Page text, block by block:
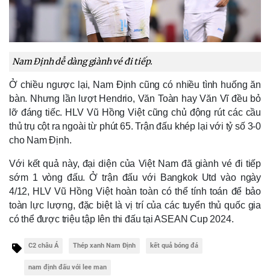
Nam Định dễ dàng giành vé đi tiếp.
Ở chiều ngược lại, Nam Định cũng có nhiều tình huống ăn
bàn. Nhưng lần lượt Hendrio, Văn Toàn hay Văn Vĩ đều bỏ
lỡ đáng tiếc. HLV Vũ Hồng Việt cũng chủ động rút các cầu
thủ trụ cột ra ngoài từ phút 65. Trận đấu khép lại với tỷ số 3-0
cho Nam Định.
Với kết quả này, đại diện của Việt Nam đã giành vé đi tiếp
sớm 1 vòng đấu. Ở trận đấu với Bangkok Utd vào ngày
4/12, HLV Vũ Hồng Việt hoàn toàn có thể tính toán để bảo
toàn lực lượng, đặc biệt là vị trí của các tuyển thủ quốc gia
có thể được triệu tập lên thi đấu tại ASEAN Cup 2024.
C2 châu Á Thép xanh Nam Định kết quả bóng đá
nam định đấu với lee man